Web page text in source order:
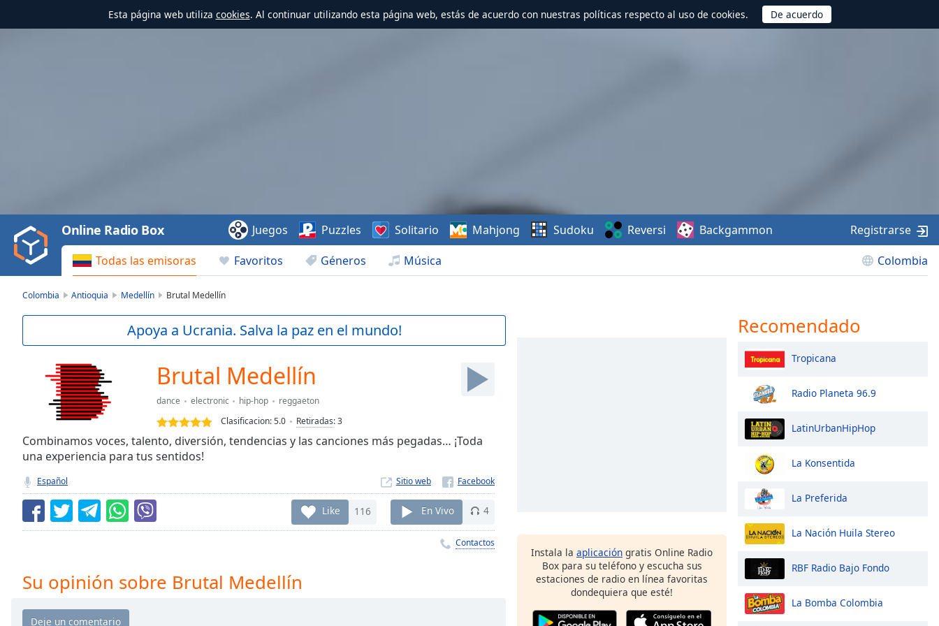
Esta página web utiliza cookies. Al continuar utilizando esta página web, estás de acuerdo con nuestras políticas respecto al uso de cookies.
Video
Play
Backward
Skip
Current
-:-
TypeLIVE
Seek to
currently
behind
LIVE
Remaining
Time-
Playback
Todas las emisoras Favoritos Géneros Música Colombia
Online Radio Box Juegos Puzzles Solitario Mahjong Sudoku Reversi Backgammon Registrarse
Colombia Antioquia Medellín Brutal Medellín
Apoya a Ucrania. Salva la paz en el mundo!
Brutal Medellín
dance electronic hip-hop
reggaeton
Clasificacion:5.0 Retiradas:3
Combinamos voces, talento, diversión, tendencias y las canciones más pegadas… ¡Toda
una experiencia para tus sentidos!
Español Sitio web
Like 116 En Vivo 4
Contactos
Su opinión sobre Brutal Medellín
Instala la aplicación gratis Online Radio
Box para su teléfono y escucha sus
estaciones de radio en línea favoritas
dondequiera que esté!
Recomendado
Tropicana
Radio Planeta 96.9
LatinUrbanHipHop
La Konsentida
La Preferida
La Nación Huila Stereo
RBF Radio Bajo Fondo
La Bomba Colombia